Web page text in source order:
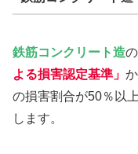
鉄筋コンクリート造
よる損害認定基準」
の損害割合が50％以
します。